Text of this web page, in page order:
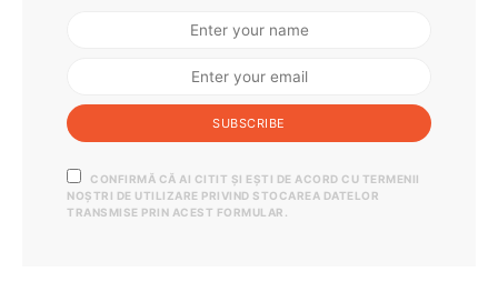
SUBSCRIBE
CONFIRMĂ CĂ AI CITIT ȘI EȘTI DE ACORD CU TERMENII
NOȘTRI DE UTILIZARE PRIVIND STOCAREA DATELOR
TRANSMISE PRIN ACEST FORMULAR.